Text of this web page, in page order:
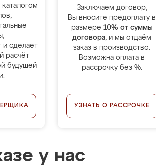
и сделает
расчёт
будущей
Заключаем договор,
Вы вносите предоплату в
размере 10% от суммы
договора, и мы отдаём
заказ в производство.
Возможна оплата в
рассрочку без %.
УЗНАТЬ О РАССРОЧКЕ
у нас